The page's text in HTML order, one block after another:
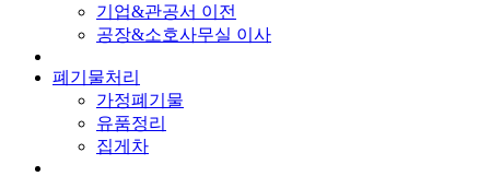
기업&관공서 이전
공장&소호사무실 이사
폐기물처리
가정폐기물
유품정리
집게차